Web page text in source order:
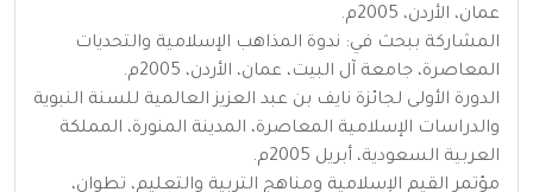
عمان، الأردن، 2005م.
المشاركة ببحث في: ندوة المذاهب الإسلامية والتحديات
المعاصرة، جامعة آل البيت، عمان، الأردن، 2005م.
الدورة الأولى لجائزة نايف بن عبد العزيز العالمية للسنة النبوية
والدراسات الإسلامية المعاصرة، المدينة المنورة، المملكة
العربية السعودية، أبريل 2005م.
مؤتمر القيم الإسلامية ومناهج التربية والتعليم، تطوان،